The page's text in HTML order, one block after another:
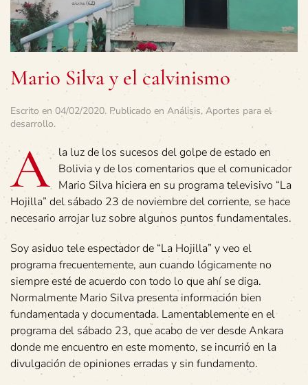
Mario Silva y el calvinismo
Escrito en 04/02/2020. Publicado en Análisis, Aportes para el
desarrollo.
A la luz de los sucesos del golpe de estado en
Bolivia y de los comentarios que el comunicador
Mario Silva hiciera en su programa televisivo “La
Hojilla” del sábado 23 de noviembre del corriente, se hace
necesario arrojar luz sobre algunos puntos fundamentales.
Soy asiduo tele espectador de “La Hojilla” y veo el
programa frecuentemente, aun cuando lógicamente no
siempre esté de acuerdo con todo lo que ahí se diga.
Normalmente Mario Silva presenta información bien
fundamentada y documentada. Lamentablemente en el
programa del sábado 23, que acabo de ver desde Ankara
donde me encuentro en este momento, se incurrió en la
divulgación de opiniones erradas y sin fundamento.